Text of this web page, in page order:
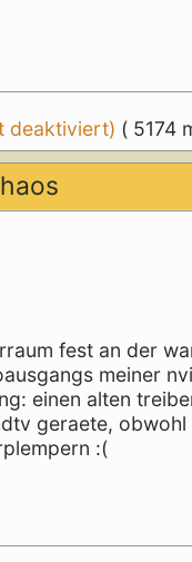
deaktiviert) ( 5174
fest an der
meiner
einen alten
geraete,
:(